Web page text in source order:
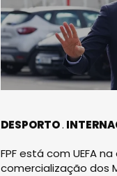
DESPORTO
FPF está com UEFA
comercialização dos